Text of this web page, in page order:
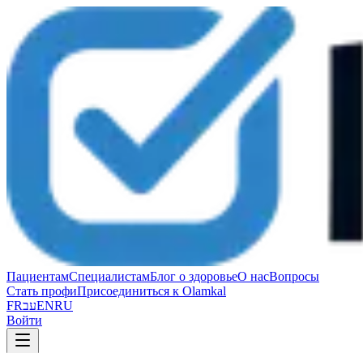
ПациентамСпециалистамБлог о здоровьеО насВопросы
Стать профиПрисоединиться к Olamkal
FRעבENRU
Войти